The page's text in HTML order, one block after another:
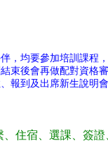
，均要參加培訓課程
束後會再做配對資格審
報到及出席新生說明會
住宿、選課、簽證